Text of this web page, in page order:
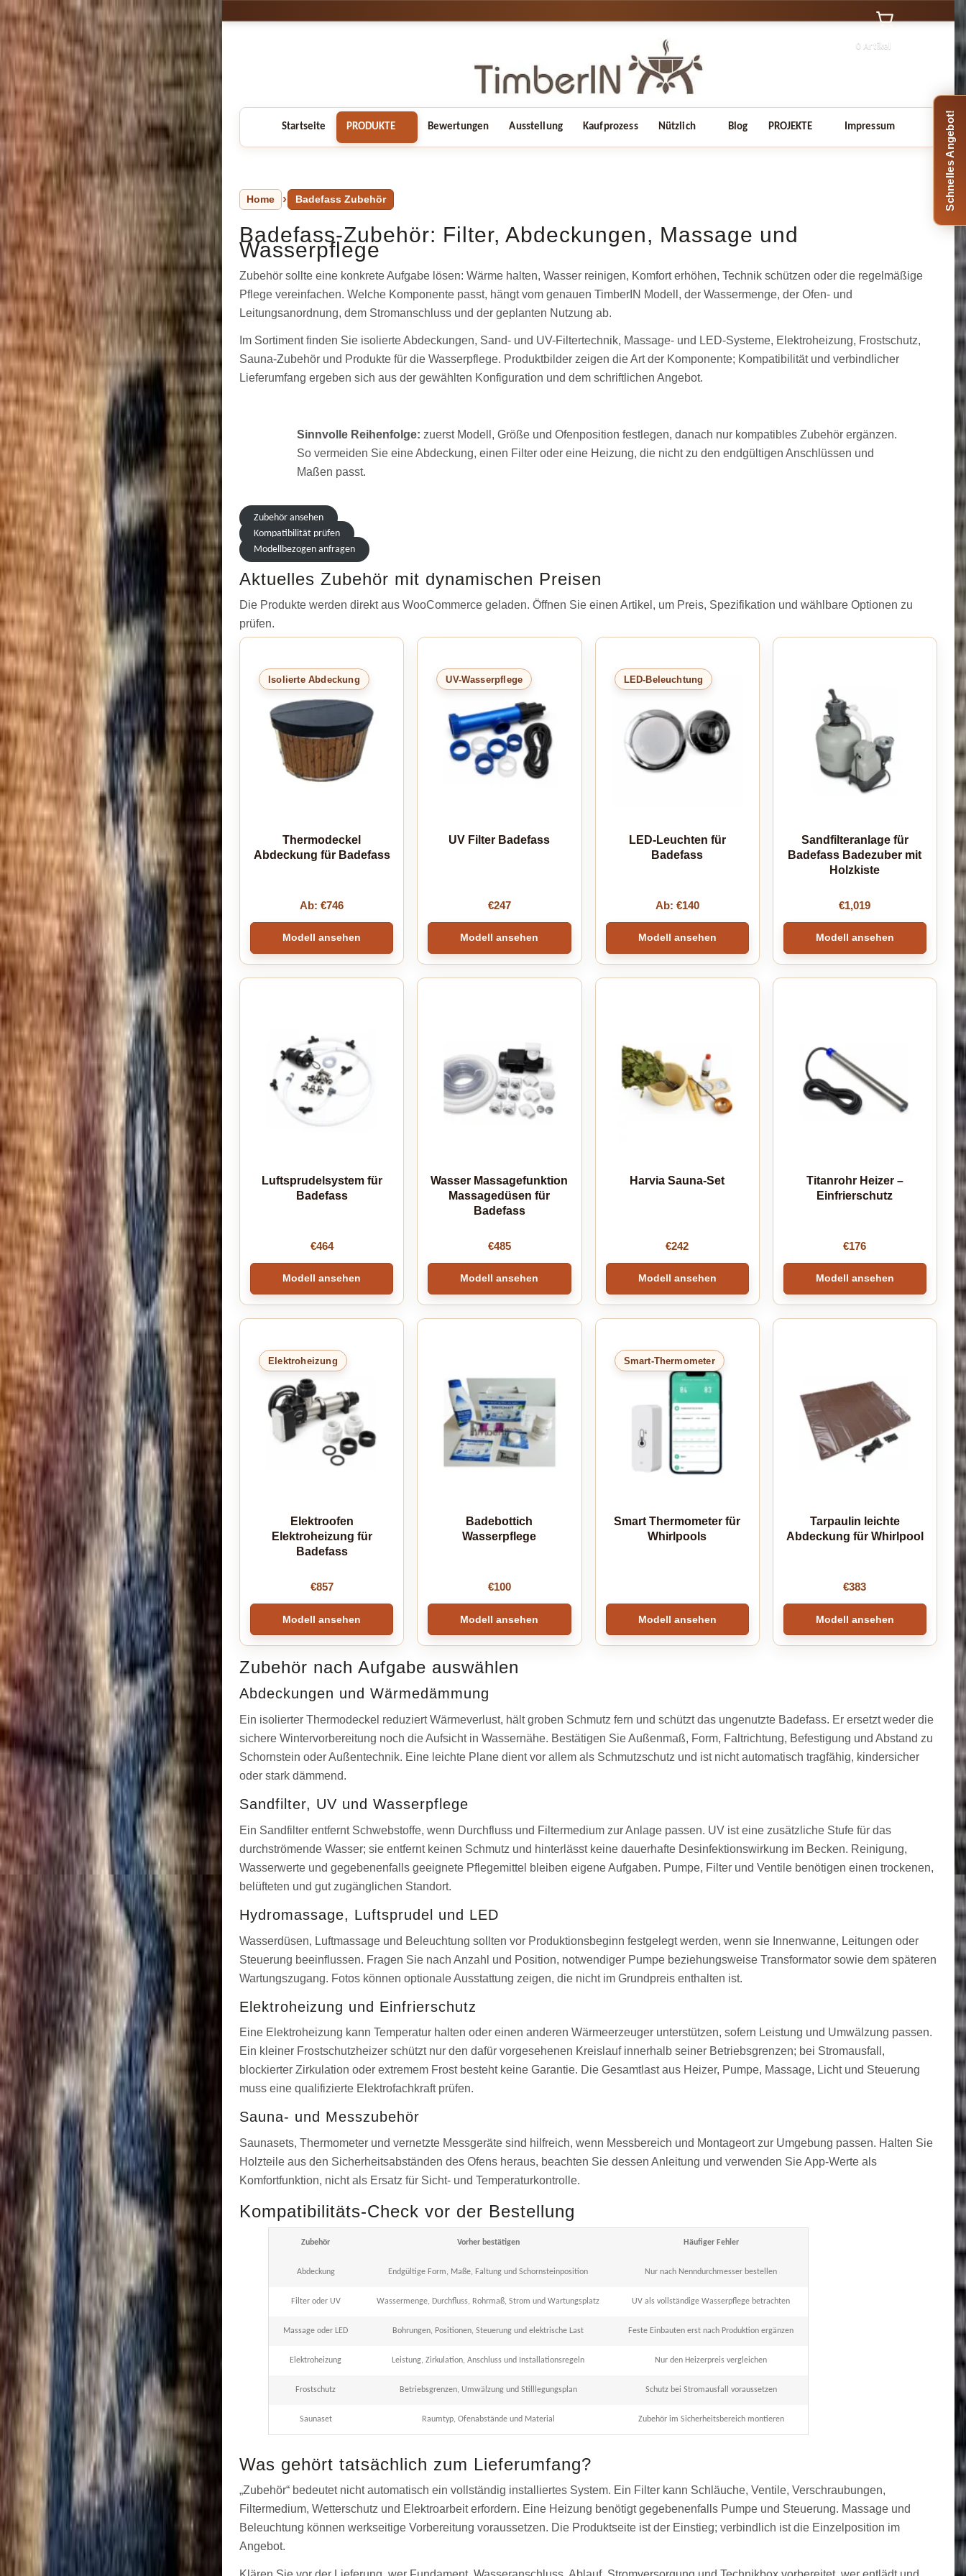
0 Artikel
Startseite PRODUKTE Bewertungen Ausstellung Kaufprozess Nützlich Blog PROJEKTE Impressum
Home Badefass Zubehör
Badefass-Zubehör: Filter, Abdeckungen, Massage und
Wasserpflege
Zubehör sollte eine konkrete Aufgabe lösen: Wärme halten, Wasser reinigen, Komfort erhöhen, Technik schützen oder die regelmäßige
Pflege vereinfachen. Welche Komponente passt, hängt vom genauen TimberIN Modell, der Wassermenge, der Ofen- und
Leitungsanordnung, dem Stromanschluss und der geplanten Nutzung ab.
Im Sortiment finden Sie isolierte Abdeckungen, Sand- und UV-Filtertechnik, Massage- und LED-Systeme, Elektroheizung, Frostschutz,
Sauna-Zubehör und Produkte für die Wasserpflege. Produktbilder zeigen die Art der Komponente; Kompatibilität und verbindlicher
Lieferumfang ergeben sich aus der gewählten Konfiguration und dem schriftlichen Angebot.
Sinnvolle Reihenfolge: zuerst Modell, Größe und Ofenposition festlegen, danach nur kompatibles Zubehör ergänzen.
So vermeiden Sie eine Abdeckung, einen Filter oder eine Heizung, die nicht zu den endgültigen Anschlüssen und
Maßen passt.
Zubehör ansehen
Kompatibilität prüfen
Modellbezogen anfragen
Aktuelles Zubehör mit dynamischen Preisen
Die Produkte werden direkt aus WooCommerce geladen. Öffnen Sie einen Artikel, um Preis, Spezifikation und wählbare Optionen zu
prüfen.
Isolierte Abdeckung
Thermodeckel
Abdeckung für Badefass
Ab:€746
Modell ansehen
UV-Wasserpflege
UV Filter Badefass
€247
Modell ansehen
LED-Beleuchtung
LED-Leuchten für
Badefass
Ab: €140
Modell ansehen
Sandfilteranlage für
Badefass Badezuber mit
Holzkiste
€1,019
Modell ansehen
Luftsprudelsystem für
Badefass
€464
Modell ansehen
Wasser Massagefunktion
Massagedüsen für
Badefass
€485
Modell ansehen
Harvia Sauna-Set
€242
Modell ansehen
Titanrohr Heizer –
Einfrierschutz
€176
Modell ansehen
Elektroheizung
Elektroofen
Elektroheizung für
Badefass
€857
Modell ansehen
Badebottich
Wasserpflege
€100
Modell ansehen
Smart-Thermometer
Smart Thermometer für
Whirlpools
Modell ansehen
Tarpaulin leichte
Abdeckung für Whirlpool
€383
Modell ansehen
Zubehör nach Aufgabe auswählen
Abdeckungen und Wärmedämmung
Ein isolierter Thermodeckel reduziert Wärmeverlust, hält groben Schmutz fern und schützt das ungenutzte Badefass. Er ersetzt weder die
sichere Wintervorbereitung noch die Aufsicht in Wassernähe. Bestätigen Sie Außenmaß, Form, Faltrichtung, Befestigung und Abstand zu
Schornstein oder Außentechnik. Eine leichte Plane dient vor allem als Schmutzschutz und ist nicht automatisch tragfähig, kindersicher
oder stark dämmend.
Sandfilter, UV und Wasserpflege
Ein Sandfilter entfernt Schwebstoffe, wenn Durchfluss und Filtermedium zur Anlage passen. UV ist eine zusätzliche Stufe für das
durchströmende Wasser; sie entfernt keinen Schmutz und hinterlässt keine dauerhafte Desinfektionswirkung im Becken. Reinigung,
Wasserwerte und gegebenenfalls geeignete Pflegemittel bleiben eigene Aufgaben. Pumpe, Filter und Ventile benötigen einen trockenen,
belüfteten und gut zugänglichen Standort.
Hydromassage, Luftsprudel und LED
Wasserdüsen, Luftmassage und Beleuchtung sollten vor Produktionsbeginn festgelegt werden, wenn sie Innenwanne, Leitungen oder
Steuerung beeinflussen. Fragen Sie nach Anzahl und Position, notwendiger Pumpe beziehungsweise Transformator sowie dem späteren
Wartungszugang. Fotos können optionale Ausstattung zeigen, die nicht im Grundpreis enthalten ist.
Elektroheizung und Einfrierschutz
Eine Elektroheizung kann Temperatur halten oder einen anderen Wärmeerzeuger unterstützen, sofern Leistung und Umwälzung passen.
Ein kleiner Frostschutzheizer schützt nur den dafür vorgesehenen Kreislauf innerhalb seiner Betriebsgrenzen; bei Stromausfall,
blockierter Zirkulation oder extremem Frost besteht keine Garantie. Die Gesamtlast aus Heizer, Pumpe, Massage, Licht und Steuerung
muss eine qualifizierte Elektrofachkraft prüfen.
Sauna- und Messzubehör
Saunasets, Thermometer und vernetzte Messgeräte sind hilfreich, wenn Messbereich und Montageort zur Umgebung passen. Halten Sie
Holzteile aus den Sicherheitsabständen des Ofens heraus, beachten Sie dessen Anleitung und verwenden Sie App-Werte als
Komfortfunktion, nicht als Ersatz für Sicht- und Temperaturkontrolle.
Kompatibilitäts-Check vor der Bestellung
Zubehör Vorher bestätigen Häufiger Fehler
Abdeckung Endgültige Form, Maße, Faltung und Schornsteinposition Nur nach Nenndurchmesser bestellen
Filter oder UV Wassermenge, Durchfluss, Rohrmaß, Strom und Wartungsplatz UV als vollständige Wasserpflege betrachten
Massage oder LED Bohrungen, Positionen, Steuerung und elektrische Last Feste Einbauten erst nach Produktion ergänzen
Elektroheizung Leistung, Zirkulation, Anschluss und Installationsregeln Nur den Heizerpreis vergleichen
Frostschutz Betriebsgrenzen, Umwälzung und Stilllegungsplan Schutz bei Stromausfall voraussetzen
Saunaset Raumtyp, Ofenabstände und Material Zubehör im Sicherheitsbereich montieren
Was gehört tatsächlich zum Lieferumfang?
„Zubehör“ bedeutet nicht automatisch ein vollständig installiertes System. Ein Filter kann Schläuche, Ventile, Verschraubungen,
Filtermedium, Wetterschutz und Elektroarbeit erfordern. Eine Heizung benötigt gegebenenfalls Pumpe und Steuerung. Massage und
Beleuchtung können werkseitige Vorbereitung voraussetzen. Die Produktseite ist der Einstieg; verbindlich ist die Einzelposition im
Angebot.
Schnelles Angebot!